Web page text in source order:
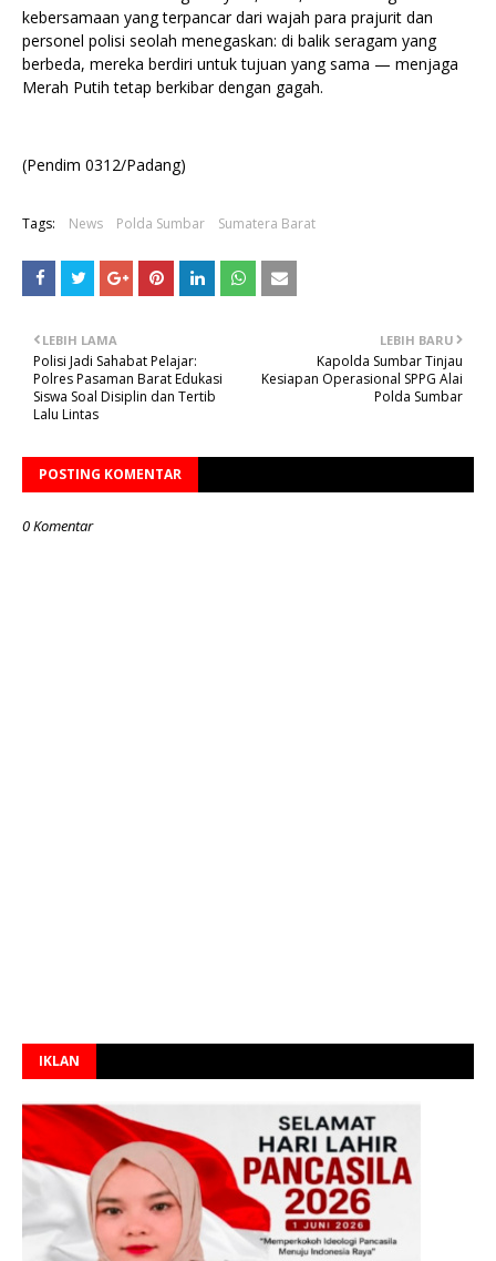
kebersamaan yang terpancar dari wajah para prajurit dan
personel polisi seolah menegaskan: di balik seragam yang
berbeda, mereka berdiri untuk tujuan yang sama — menjaga
Merah Putih tetap berkibar dengan gagah.
(Pendim 0312/Padang)
Tags: News Polda Sumbar Sumatera Barat
LEBIH BARU
Kapolda Sumbar Tinjau
Kesiapan Operasional SPPG Alai
Polda Sumbar
LEBIH LAMA
Polisi Jadi Sahabat Pelajar:
Polres Pasaman Barat Edukasi
Siswa Soal Disiplin dan Tertib
Lalu Lintas
POSTING KOMENTAR
0 Komentar
IKLAN